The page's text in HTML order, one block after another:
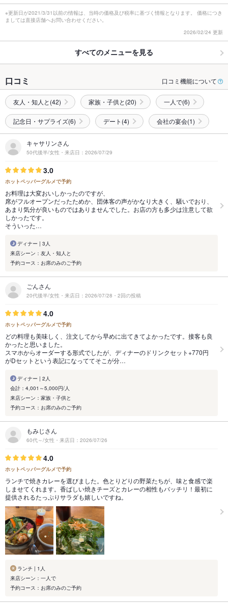
※更新日が2021/3/31以前の情報は、当時の価格及び税率に基づく情報となります。 価格につき
ましては直接店舗へお問い合わせください。
2026/02/24 更新
すべてのメニューを見る
口コミ 口コミ機能について
友人・知人と(42) 家族・子供と(20) 一人で(6)
記念日・サプライズ(6) デート(4) 会社の宴会(1)
キャサリンさん
50代後半/女性・来店日：2026/07/29
3.0
ホットペッパーグルメで予約
お料理は大変おいしかったのですが、
席がフルオープンだったためか、団体客の声がかなり大きく、騒いでおり、
あまり気分が良いものではありませんでした。お店の方も多少は注意して欲
しかったです。
そういった…
ディナー | 3人
来店シーン：友人・知人と
予約コース：お席のみのご予約
ごんさん
20代後半/女性・来店日：2026/07/28・2回の投稿
4.0
ホットペッパーグルメで予約
どの料理も美味しく、注文してから早めに出てきてよかったです。接客も良
かったと思いました。
スマホからオーダーする形式でしたが、ディナーのドリンクセット+770円
がDセットという表記になっててそこが分…
ディナー | 2人
会計：4,001～5,000円/人
来店シーン：家族・子供と
予約コース：お席のみのご予約
もみじさん
60代～/女性・来店日：2026/07/26
4.0
ホットペッパーグルメで予約
ランチで焼きカレーを選びました。色とりどりの野菜たちが、味と食感で楽
しませてくれます。香ばしい焼きチーズとカレーの相性もバッチリ！最初に
提供されるたっぷりサラダも嬉しいですね。
ランチ | 1人
来店シーン：一人で
予約コース：お席のみのご予約